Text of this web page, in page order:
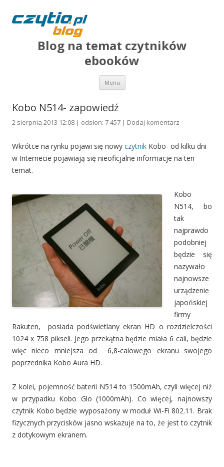
Blog na temat czytników
ebooków
Menu Przejdź do treści
Kobo N514- zapowiedź
2 sierpnia 2013 12:08 | odsłon: 7 457 | Dodaj komentarz
Wkrótce na rynku pojawi się nowy czytnik Kobo- od kilku dni
w Internecie pojawiają się nieoficjalne informacje na ten
temat.
Kobo
N514, bo
tak
najprawdo
podobniej
będzie się
nazywało
najnowsze
urządzenie
japońskiej
firmy
Rakuten, posiada podświetlany ekran HD o rozdzielczości
1024 x 758 pikseli. Jego przekątna będzie miała 6 cali, będzie
więc nieco mniejsza od 6,8-calowego ekranu swojego
poprzednika Kobo Aura HD.
Z kolei, pojemność baterii N514 to 1500mAh, czyli więcej niż
w przypadku Kobo Glo (1000mAh). Co więcej, najnowszy
czytnik Kobo będzie wyposażony w moduł Wi-Fi 802.11. Brak
fizycznych przycisków jasno wskazuje na to, że jest to czytnik
z dotykowym ekranem.